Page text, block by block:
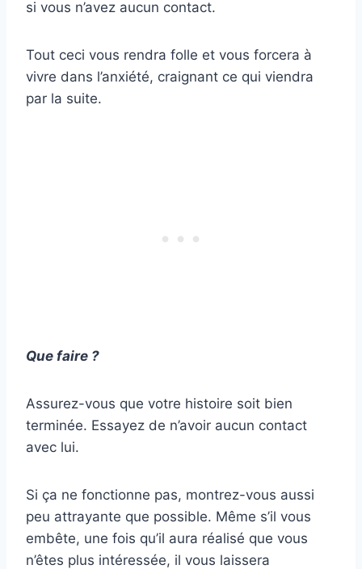
si vous n’avez aucun contact.
Tout ceci vous rendra folle et vous forcera à
vivre dans l’anxiété, craignant ce qui viendra
par la suite.
Que faire ?
Assurez-vous que votre histoire soit bien
terminée. Essayez de n’avoir aucun contact
avec lui.
Si ça ne fonctionne pas, montrez-vous aussi
peu attrayante que possible. Même s’il vous
embête, une fois qu’il aura réalisé que vous
n’êtes plus intéressée, il vous laissera